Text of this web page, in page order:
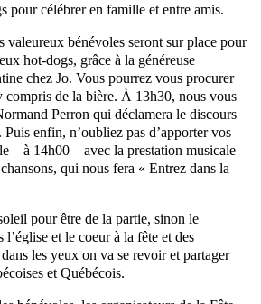
pour célébrer en famille et entre amis.
valeureux bénévoles seront sur place pour
hot-dogs, grâce à la généreuse
chez Jo. Vous pourrez vous procurer
compris de la bière. À 13h30, nous vous
Perron qui déclamera le discours
enfin, n’oubliez pas d’apporter vos
– à 14h00 – avec la prestation musicale
qui nous fera « Entrez dans la
pour être de la partie, sinon le
l’église et le coeur à la fête et des
les yeux on va se revoir et partager
et Québécois.